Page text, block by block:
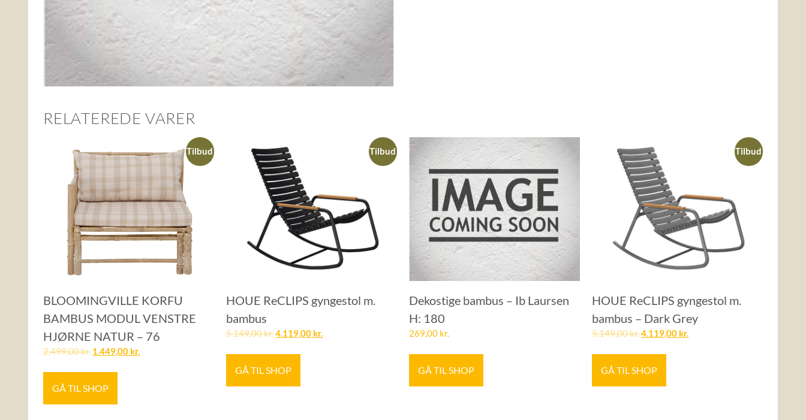
RELATEREDE VARER
Tilbud
BLOOMINGVILLE KORFU
BAMBUS MODUL VENSTRE
HJØRNE NATUR – 76
2.499,00kr. 1.449,00 kr.
GÅ TIL SHOP
Tilbud
HOUE ReCLIPS gyngestol m.
bambus
5.149,00kr.4.119,00 kr.
GÅ TIL SHOP
Dekostige bambus – Ib Laursen
H: 180
269,00 kr.
GÅ TIL SHOP
Tilbud
HOUE ReCLIPS gyngestol m.
bambus – Dark Grey
5.149,00kr.4.119,00 kr.
GÅ TIL SHOP